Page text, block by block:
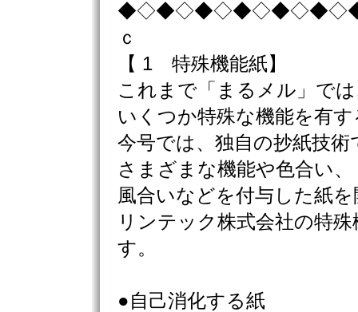
ｃ
【 1 特殊機能紙】
これまで「まるメル」で
いくつか特殊な機能を有
今号では、独自の抄紙技術
さまざまな機能や色合い、
風合いなどを付与した紙
リンテック株式会社の特
す。
●自己消化する紙